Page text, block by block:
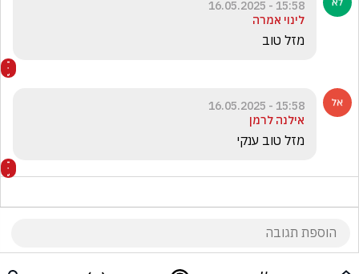
15:58 - 16.05.2025
לינוי אמרה
מזל טוב
15:58 - 16.05.2025
אילנה לרמן
מזל טוב ענקי